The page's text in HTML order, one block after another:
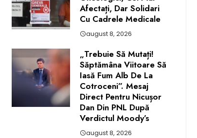
Afectați, Dar Solidari
Cu Cadrele Medicale
august 8, 2026
„Trebuie Să Mutați!
Săptămâna Viitoare Să
Iasă Fum Alb De La
Cotroceni”. Mesaj
Direct Pentru Nicușor
Dan Din PNL După
Verdictul Moody’s
august 8, 2026